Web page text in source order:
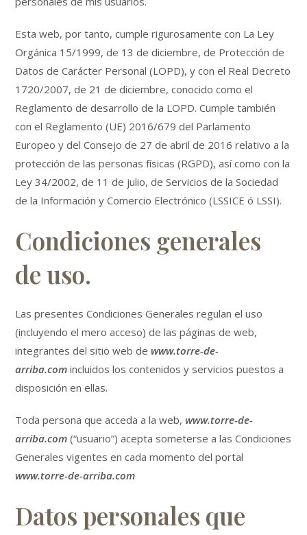
Esta web, por tanto, cumple rigurosamente con La Ley
Orgánica 15/1999, de 13 de diciembre, de Protección de
Datos de Carácter Personal (LOPD), y con el Real Decreto
1720/2007, de 21 de diciembre, conocido como el
Reglamento de desarrollo de la LOPD. Cumple también
con el Reglamento (UE) 2016/679 del Parlamento
Europeo y del Consejo de 27 de abril de 2016 relativo a la
protección de las personas físicas (RGPD), así como con la
Ley 34/2002, de 11 de julio, de Servicios de la Sociedad
de la Información y Comercio Electrónico (LSSICE ó LSSI).
Condiciones generales
de uso.
Las presentes Condiciones Generales regulan el uso
(incluyendo el mero acceso) de las páginas de web,
integrantes del sitio web de www.torre-de-
arriba.com incluidos los contenidos y servicios puestos a
disposición en ellas.
Toda persona que acceda a la web, www.torre-de-
arriba.com (“usuario”) acepta someterse a las Condiciones
Generales vigentes en cada momento del portal
www.torre-de-arriba.com
Datos personales que